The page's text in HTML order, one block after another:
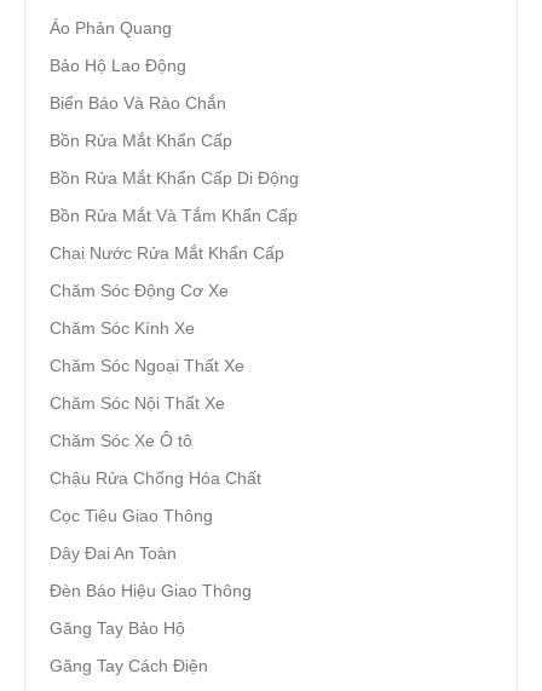
Áo Phản Quang
Bảo Hộ Lao Động
Biển Báo Và Rào Chắn
Bồn Rửa Mắt Khẩn Cấp
Bồn Rửa Mắt Khẩn Cấp Di Động
Bồn Rửa Mắt Và Tắm Khẩn Cấp
Chai Nước Rửa Mắt Khẩn Cấp
Chăm Sóc Động Cơ Xe
Chăm Sóc Kính Xe
Chăm Sóc Ngoại Thất Xe
Chăm Sóc Nội Thất Xe
Chăm Sóc Xe Ô tô
Chậu Rửa Chống Hóa Chất
Cọc Tiêu Giao Thông
Dây Đai An Toàn
Đèn Báo Hiệu Giao Thông
Găng Tay Bảo Hộ
Găng Tay Cách Điện